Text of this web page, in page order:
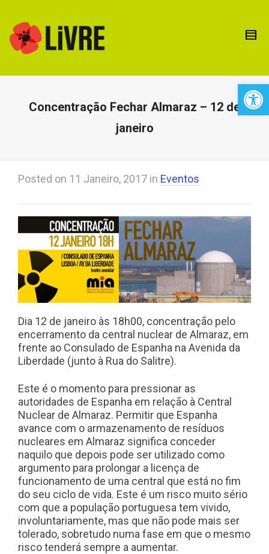
Concentração Fechar Almaraz – 12 de
janeiro
Posted on 11 Janeiro, 2017 in Eventos
Dia 12 de janeiro às 18h00, concentração pelo
encerramento da central nuclear de Almaraz, em
frente ao Consulado de Espanha na Avenida da
Liberdade (junto à Rua do Salitre).
Este é o momento para pressionar as
autoridades de Espanha em relação à Central
Nuclear de Almaraz. Permitir que Espanha
avance com o armazenamento de resíduos
nucleares em Almaraz significa conceder
naquilo que depois pode ser utilizado como
argumento para prolongar a licença de
funcionamento de uma central que está no fim
do seu ciclo de vida. Este é um risco muito sério
com que a população portuguesa tem vivido,
involuntariamente, mas que não pode mais ser
tolerado, sobretudo numa fase em que o mesmo
risco tenderá sempre a aumentar.